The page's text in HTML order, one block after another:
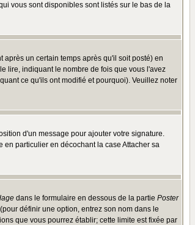
vous sont disponibles sont listés sur le bas de la
un certain temps après qu'il soit posté) en
lire, indiquant le nombre de fois que vous l'avez
ce qu'ils ont modifié et pourquoi). Veuillez noter
d'un message pour ajouter votre signature.
particulier en décochant la case Attacher sa
dans le formulaire en dessous de la partie Poster
définir une option, entrez son nom dans le
que vous pourrez établir; cette limite est fixée par